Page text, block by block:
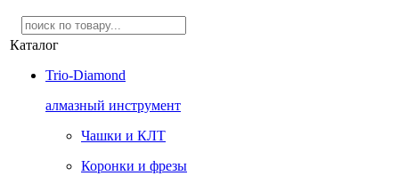
Каталог
Trio-Diamond
алмазный инструмент
Чашки и КЛТ
Коронки и фрезы